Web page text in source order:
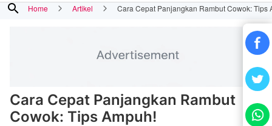
search Home Artikel Cara Cepat Panjangkan Rambut Cowok: Tips
Cara Cepat Panjangkan Rambut
Cowok: Tips Ampuh!